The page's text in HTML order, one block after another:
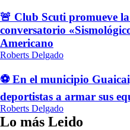
🚨 Club Scuti promueve
conversatorio
Americano
Roberts Delgado
⚽ En el municipio
deportistas a armar sus
Roberts Delgado
Lo más Leido